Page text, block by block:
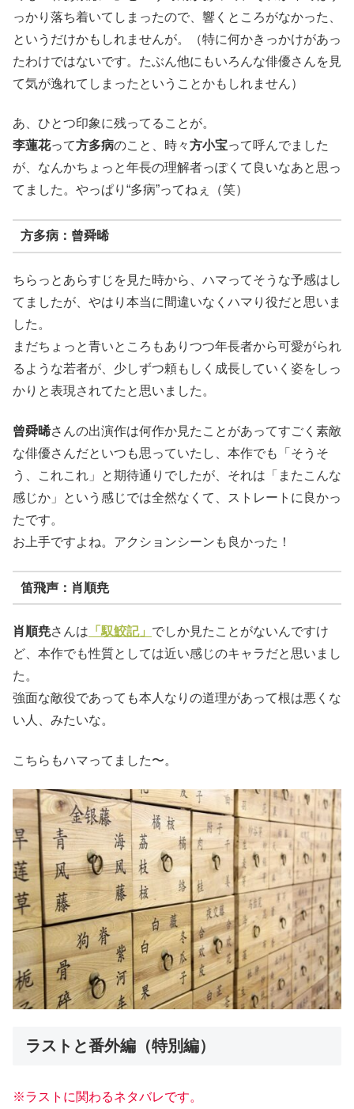
っかり落ち着いてしまったので、響くところがなかった、
というだけかもしれませんが。（特に何かきっかけがあっ
たわけではないです。たぶん他にもいろんな俳優さんを見
て気が逸れてしまったということかもしれません）
あ、ひとつ印象に残ってることが。
李蓮花って方多病のこと、時々方小宝って呼んでました
が、なんかちょっと年長の理解者っぽくて良いなあと思っ
てました。やっぱり“多病”ってねぇ（笑）
方多病：曾舜晞
ちらっとあらすじを見た時から、ハマってそうな予感はし
てましたが、やはり本当に間違いなくハマり役だと思いま
した。
まだちょっと青いところもありつつ年長者から可愛がられ
るような若者が、少しずつ頼もしく成長していく姿をしっ
かりと表現されてたと思いました。
曾舜晞さんの出演作は何作か見たことがあってすごく素敵
な俳優さんだといつも思っていたし、本作でも「そうそ
う、これこれ」と期待通りでしたが、それは「またこんな
感じか」という感じでは全然なくて、ストレートに良かっ
たです。
お上手ですよね。アクションシーンも良かった！
笛飛声：肖順尭
肖順尭さんは 「馭鮫記」 でしか見たことがないんですけ
ど、本作でも性質としては近い感じのキャラだと思いまし
た。
強面な敵役であっても本人なりの道理があって根は悪くな
い人、みたいな。
こちらもハマってました〜。
ラストと番外編（特別編）
※ラストに関わるネタバレです。